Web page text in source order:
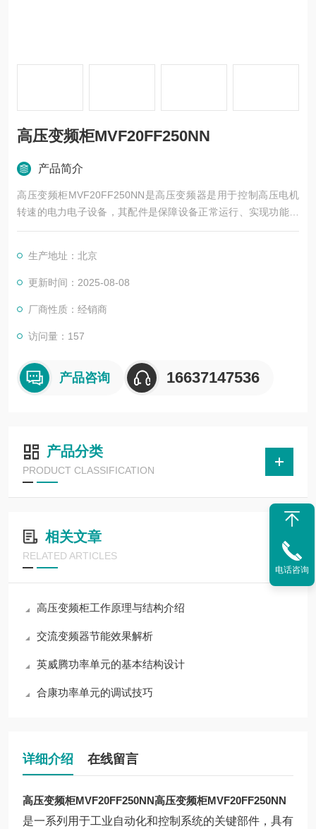
高压变频柜MVF20FF250NN
产品简介
高压变频柜MVF20FF250NN是高压变频器是用于控制高压电机
转速的电力电子设备，其配件是保障设备正常运行、实现功能扩
展及维护维修的重要组成部分。这些配件种类繁多，涵盖了功率
生产地址：北京
更新时间：2025-08-08
厂商性质：经销商
访问量：157
产品咨询 16637147536
产品分类
PRODUCT CLASSIFICATION
相关文章
RELATED ARTICLES
高压变频柜工作原理与结构介绍
交流变频器节能效果解析
英威腾功率单元的基本结构设计
合康功率单元的调试技巧
详细介绍 在线留言
高压变频柜MVF20FF250NN高压变频柜MVF20FF250NN
是一系列用于工业自动化和控制系统的关键部件，具有
电话咨询